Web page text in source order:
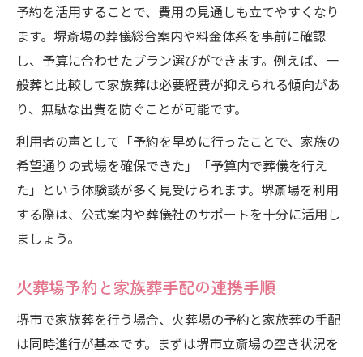
予約を活用することで、費用の見通しも立てやすくなり
ます。堺斎場の葬儀総合案内や料金体系を事前に確認
し、予算に合わせたプラン選びができます。例えば、一
般葬と比較して家族葬は必要経費が抑えられる傾向があ
り、無駄な出費を防ぐことが可能です。
利用者の声として「予約を早めに行ったことで、家族の
希望通りの式場を確保できた」「予算内で葬儀を行え
た」という体験談が多く見受けられます。堺斎場を利用
する際は、公式案内や葬儀社のサポートを十分に活用し
ましょう。
火葬場予約と家族葬手配の連携手順
堺市で家族葬を行う場合、火葬場の予約と家族葬の手配
は同時進行が基本です。まずは堺市立斎場の空き状況を